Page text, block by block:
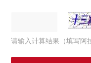
请输入计算结果（填写阿